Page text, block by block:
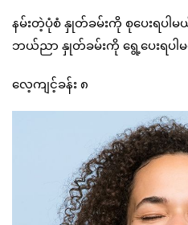
နမ်းတဲ့ပုံစံ နှုတ်ခမ်းကို စုပေးရပါ
ဘယ်ညာ နှုတ်ခမ်းကို ရွေ့ပေးရပါမ
လေ့ကျင့်ခန်း ၈